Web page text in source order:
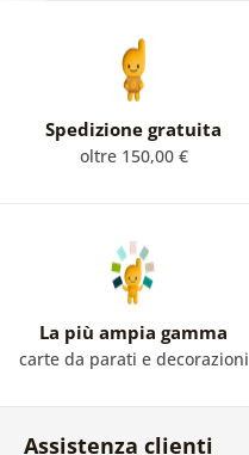
Spedizione gratuita
oltre 150,00 €
La più ampia gamma
carte da parati e decorazioni
Assistenza clienti